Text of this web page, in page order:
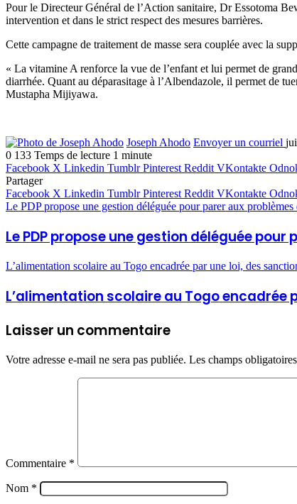
Pour le Directeur Général de l’Action sanitaire, Dr Essotoma
intervention et dans le strict respect des mesures barrières.
Cette campagne de traitement de masse sera couplée avec la
« La vitamine A renforce la vue de l’enfant et lui permet de
diarrhée. Quant au déparasitage à l’Albendazole, il permet de
Mustapha Mijiyawa.
Joseph Ahodo Envoyer un courriel
0 133 Temps de lecture 1 minute
Facebook X Linkedin Tumblr Pinterest Reddit VKontakte
Partager
Facebook X Linkedin Tumblr Pinterest Reddit VKontakte
Le PDP propose une gestion déléguée pour parer aux
Le PDP propose une gestion déléguée
L’alimentation scolaire au Togo encadrée par une loi, des
L’alimentation scolaire au Togo encadrée
Laisser un commentaire
Votre adresse e-mail ne sera pas publiée. Les champs
Commentaire *
Nom *